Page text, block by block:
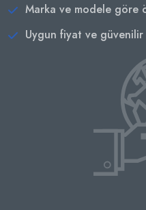
Marka ve modele göre
Uygun fiyat ve